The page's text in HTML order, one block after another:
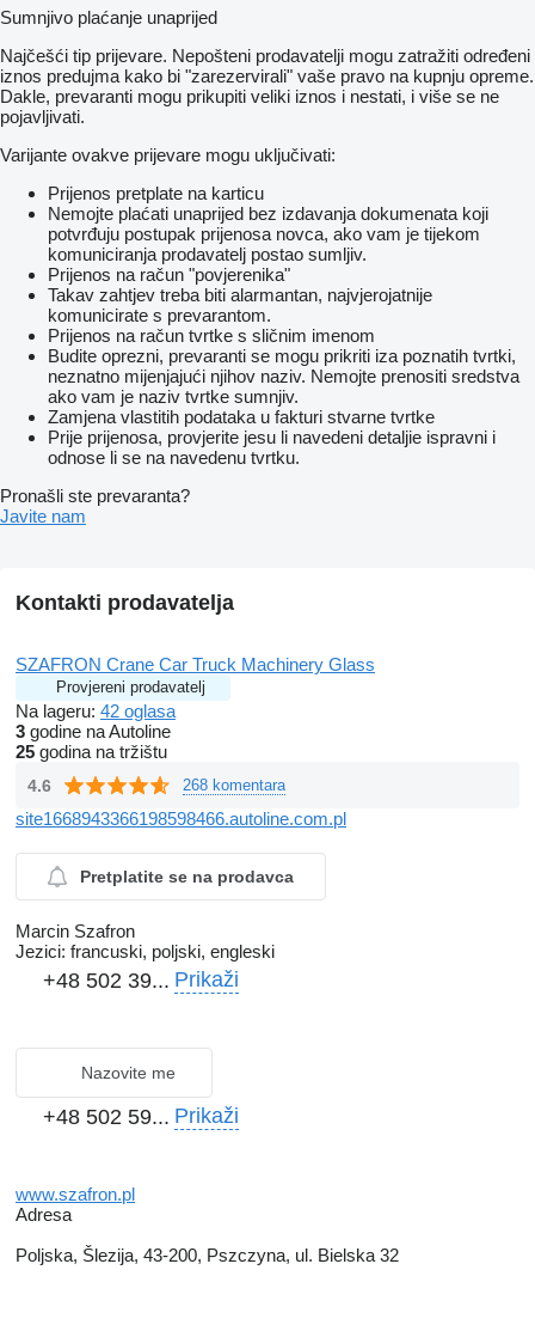
Sumnjivo plaćanje unaprijed
Najčešći tip prijevare. Nepošteni prodavatelji mogu zatražiti određeni
iznos predujma kako bi "zarezervirali" vaše pravo na kupnju opreme.
Dakle, prevaranti mogu prikupiti veliki iznos i nestati, i više se ne
pojavljivati.
Varijante ovakve prijevare mogu uključivati:
Prijenos pretplate na karticu
Nemojte plaćati unaprijed bez izdavanja dokumenata koji
potvrđuju postupak prijenosa novca, ako vam je tijekom
komuniciranja prodavatelj postao sumljiv.
Prijenos na račun "povjerenika"
Takav zahtjev treba biti alarmantan, najvjerojatnije
komunicirate s prevarantom.
Prijenos na račun tvrtke s sličnim imenom
Budite oprezni, prevaranti se mogu prikriti iza poznatih tvrtki,
neznatno mijenjajući njihov naziv. Nemojte prenositi sredstva
ako vam je naziv tvrtke sumnjiv.
Zamjena vlastitih podataka u fakturi stvarne tvrtke
Prije prijenosa, provjerite jesu li navedeni detaljie ispravni i
odnose li se na navedenu tvrtku.
Pronašli ste prevaranta?
Javite nam
Kontakti prodavatelja
SZAFRON Crane Car Truck Machinery Glass
Provjereni prodavatelj
Na lageru: 42 oglasa
3 godine na Autoline
25 godina na tržištu
4.6 268 komentara
site1668943366198598466.autoline.com.pl
Pretplatite se na prodavca
Marcin Szafron
Jezici: francuski, poljski, engleski
+48 502 39... Prikaži
Nazovite me
+48 502 59... Prikaži
www.szafron.pl
Adresa
Poljska, Šlezija, 43-200, Pszczyna, ul. Bielska 32